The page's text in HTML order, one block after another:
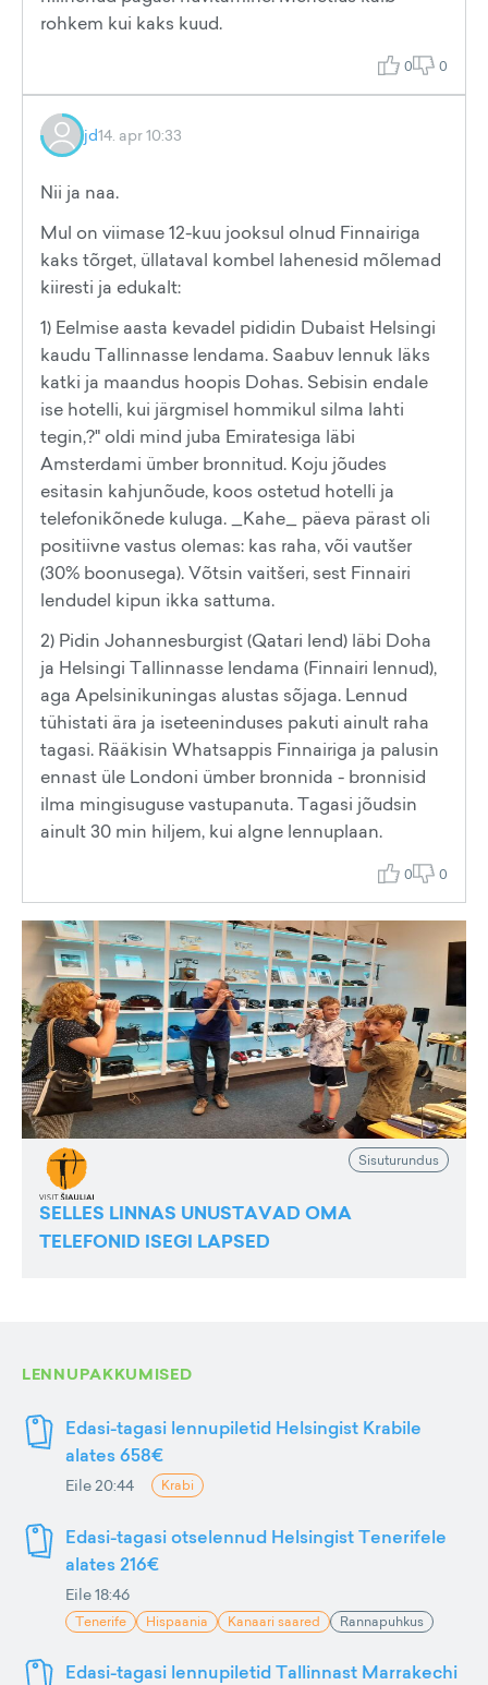
rohkem kui kaks kuud.
0 0
jd14. apr 10:33
Nii ja naa.
Mul on viimase 12-kuu jooksul olnud Finnairiga
kaks tõrget, üllataval kombel lahenesid mõlemad
kiiresti ja edukalt:
1) Eelmise aasta kevadel pididin Dubaist Helsingi
kaudu Tallinnasse lendama. Saabuv lennuk läks
katki ja maandus hoopis Dohas. Sebisin endale
ise hotelli, kui järgmisel hommikul silma lahti
tegin,?" oldi mind juba Emiratesiga läbi
Amsterdami ümber bronnitud. Koju jõudes
esitasin kahjunõude, koos ostetud hotelli ja
telefonikõnede kuluga. _Kahe_ päeva pärast oli
positiivne vastus olemas: kas raha, või vautšer
(30% boonusega). Võtsin vaitšeri, sest Finnairi
lendudel kipun ikka sattuma.
2) Pidin Johannesburgist (Qatari lend) läbi Doha
ja Helsingi Tallinnasse lendama (Finnairi lennud),
aga Apelsinikuningas alustas sõjaga. Lennud
tühistati ära ja iseteeninduses pakuti ainult raha
tagasi. Rääkisin Whatsappis Finnairiga ja palusin
ennast üle Londoni ümber bronnida - bronnisid
ilma mingisuguse vastupanuta. Tagasi jõudsin
ainult 30 min hiljem, kui algne lennuplaan.
0 0
Sisuturundus
SELLES LINNAS UNUSTAVAD OMA
TELEFONID ISEGI LAPSED
LENNUPAKKUMISED
Edasi-tagasi lennupiletid Helsingist Krabile
alates 658€
Eile 20:44 Krabi
Edasi-tagasi otselennud Helsingist Tenerifele
alates 216€
Eile 18:46
Tenerife Hispaania Kanaari saared Rannapuhkus
Edasi-tagasi lennupiletid Tallinnast Marrakechi